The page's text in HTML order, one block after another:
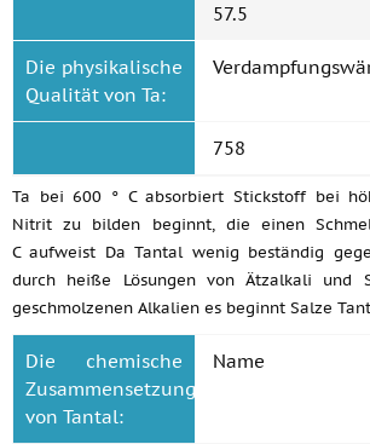
57.5
Die physikalische
Qualität von Ta:
758
Ta bei 600 ° C absorbiert Stickstoff bei
Nitrit zu bilden beginnt, die einen
C aufweist Da Tantal wenig beständig
durch heiße Lösungen von Ätzalkali und
geschmolzenen Alkalien es beginnt Salze
Die chemische
Zusammensetzung
von Tantal:
Name